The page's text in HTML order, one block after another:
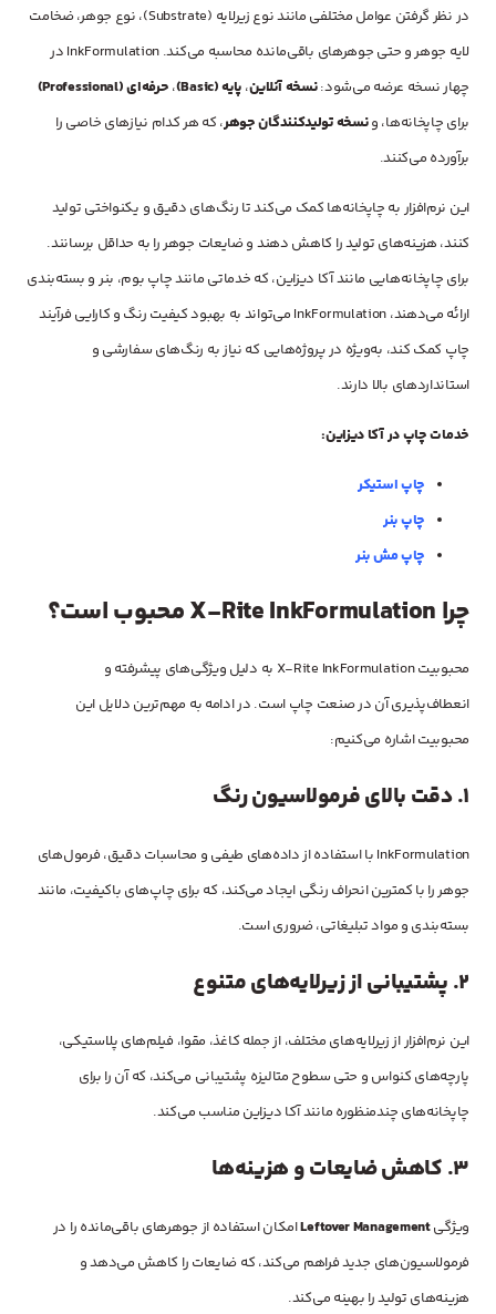
در نظر گرفتن عوامل مختلفی مانند نوع زیرلایه (Substrate)، نوع جوهر، ضخامت
لایه جوهر و حتی جوهرهای باقی‌مانده محاسبه می‌کند. InkFormulation در
چهار نسخه عرضه می‌شود:نسخه آنلاین،پایه (Basic) ،حرفه‌ای (Professional)
برای چاپخانه‌ها، ونسخه تولیدکنندگان جوهر، که هر کدام نیازهای خاصی را
برآورده می‌کنند.
این نرم‌افزار به چاپخانه‌ها کمک می‌کند تا رنگ‌های دقیق و یکنواختی تولید
کنند، هزینه‌های تولید را کاهش دهند و ضایعات جوهر را به حداقل برسانند.
برای چاپخانه‌هایی مانند آکا دیزاین، که خدماتی مانند چاپ بوم، بنر و بسته‌بندی
ارائه می‌دهند، InkFormulation می‌تواند به بهبود کیفیت رنگ و کارایی فرآیند
چاپ کمک کند، به‌ویژه در پروژه‌هایی که نیاز به رنگ‌های سفارشی و
استانداردهای بالا دارند.
خدمات چاپ در آکا دیزاین:
چاپ استیکر
چاپ بنر
چاپ مش بنر
چرا X-Rite InkFormulation محبوب است؟
محبوبیت X-Rite InkFormulation به دلیل ویژگی‌های پیشرفته و
انعطاف‌پذیری آن در صنعت چاپ است. در ادامه به مهم‌ترین دلایل این
محبوبیت اشاره می‌کنیم:
دقت بالای فرمولاسیون رنگ
InkFormulation با استفاده از داده‌های طیفی و محاسبات دقیق، فرمول‌های
جوهر را با کمترین انحراف رنگی ایجاد می‌کند، که برای چاپ‌های باکیفیت، مانند
بسته‌بندی و مواد تبلیغاتی، ضروری است.
پشتیبانی از زیرلایه‌های متنوع
این نرم‌افزار از زیرلایه‌های مختلف، از جمله کاغذ، مقوا، فیلم‌های پلاستیکی،
پارچه‌های کنواس و حتی سطوح متالیزه پشتیبانی می‌کند، که آن را برای
چاپخانه‌های چندمنظوره مانند آکا دیزاین مناسب می‌کند.
کاهش ضایعات و هزینه‌ها
ویژگیLeftover Managementامکان استفاده از جوهرهای باقی‌مانده را در
فرمولاسیون‌های جدید فراهم می‌کند، که ضایعات را کاهش می‌دهد و
هزینه‌های تولید را بهینه می‌کند.